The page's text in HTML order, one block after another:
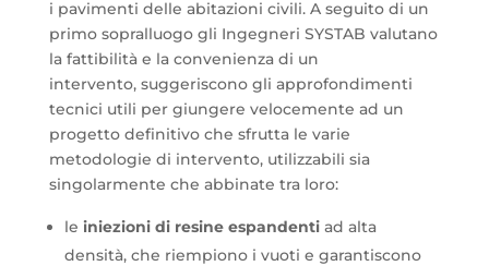
i pavimenti delle abitazioni civili. A seguito di un
primo sopralluogo gli Ingegneri SYSTAB valutano
la fattibilità e la convenienza di un
intervento, suggeriscono gli approfondimenti
tecnici utili per giungere velocemente ad un
progetto definitivo che sfrutta le varie
metodologie di intervento, utilizzabili sia
singolarmente che abbinate tra loro:
le iniezioni di resine espandentiad alta
densità, che riempiono i vuoti e garantiscono